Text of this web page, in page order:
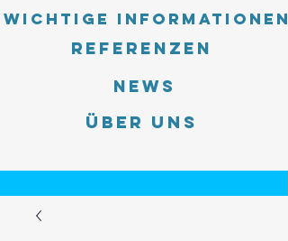
Wichtige Informationen
Referenzen
News
Über uns